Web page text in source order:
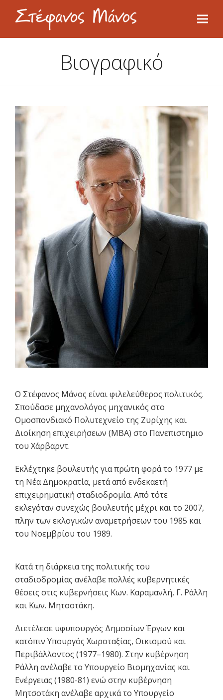
Βιογραφικό
Ο Στέφανος Μάνος είναι φιλελεύθερος πολιτικός.
Σπούδασε μηχανολόγος μηχανικός στο
Ομοσπονδιακό Πολυτεχνείο της Ζυρίχης και
Διοίκηση επιχειρήσεων (MBA) στο Πανεπιστημιο
του Χάρβαρντ.
Εκλέχτηκε βουλευτής για πρώτη φορά το 1977 με
τη Νέα Δημοκρατία, μετά από ενδεκαετή
επιχειρηματική σταδιοδρομία. Από τότε
εκλεγόταν συνεχώς βουλευτής μέχρι και το 2007,
πλην των εκλογικών αναμετρήσεων του 1985 και
του Νοεμβρίου του 1989.
Κατά τη διάρκεια της πολιτικής του
σταδιοδρομίας ανέλαβε πολλές κυβερνητικές
θέσεις στις κυβερνήσεις Κων. Καραμανλή, Γ. Ράλλη
και Κων. Μητσοτάκη.
Διετέλεσε υφυπουργός Δημοσίων Έργων και
κατόπιν Υπουργός Χωροταξίας, Οικισμού και
Περιβάλλοντος (1977–1980). Στην κυβέρνηση
Ράλλη ανέλαβε το Υπουργείο Βιομηχανίας και
Ενέργειας (1980-81) ενώ στην κυβέρνηση
Μητσοτάκη ανέλαβε αρχικά το Υπουργείο